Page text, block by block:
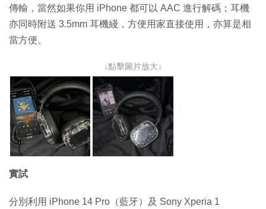
傳輸，當然如果你用 iPhone 都可以 AAC 進行解碼；耳機
亦同時附送 3.5mm 耳機綫，方便用家直接使用，亦算是相
當方便。
↓點擊圖片放大↓
實試
分別利用 iPhone 14 Pro（藍牙）及 Sony Xperia 1